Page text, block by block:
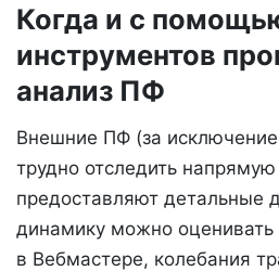
Когда и с
инструментов
анализ ПФ
Внешние ПФ (за
трудно отследить
предоставляют детальные
динамику можно оценивать
в Вебмастере, колебания